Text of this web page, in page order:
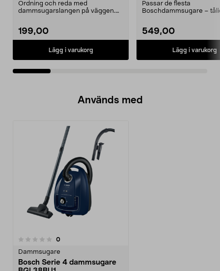
Ordning och reda med
dammsugarslangen på väggen.
199,00
Lägg i varukorg
PowerProtect, 16-
Passar de flesta
Boschdammsugare –
549,00
Lägg i varukorg
Används med
0recensioner
Dammsugare
Bosch Serie 4 dammsugare